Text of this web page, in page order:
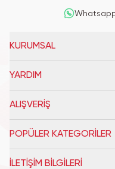
KURUMSAL
YARDIM
ALIŞVERİŞ
POPÜLER KATEGORİLER
İLETİŞİM BİLGİLERİ